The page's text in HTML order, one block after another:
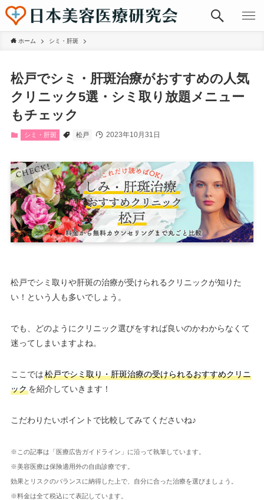
ホーム シミ・肝斑
松戸でシミ・肝斑治療がおすすめの人気
クリニック5選・シミ取り放題メニュー
もチェック
シミ・肝斑 松戸 2023年10月31日
松戸でシミ取りや肝斑の治療が受けられるクリニックが知りた
い！という人も多いでしょう。
でも、どのようにクリニック選びをすれば良いのかわからなくて
迷ってしまいますよね。
ここでは松戸でシミ取り・肝斑治療の受けられるおすすめクリニ
ックを紹介していきます！
こだわりたいポイントで比較してみてくださいね♪
※この記事は「医療広告ガイドライン」に沿って執筆しています。
※美容医療は保険適用外の自由診療です。
効果とリスクのバランスに納得した上で、自分に合った治療を選びましょう。
※料金は全て税込にて表記しています。